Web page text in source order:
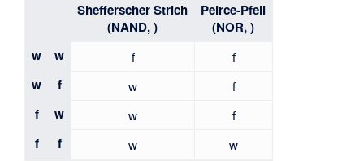
Shefferscher Strich
(NAND,)
Peirce-Pfeil
(NOR,)
w
w f f
w f w f
f w w f
f f w w